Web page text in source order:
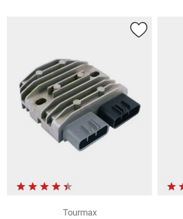
Tourmax